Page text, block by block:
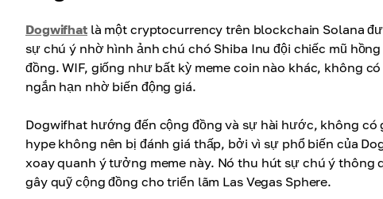
Dogwifhatlà một cryptocurrency trên blockchain Solana
sự chú ý nhờ hình ảnh chú chó Shiba Inu đội chiếc mũ
đồng. WIF, giống như bất kỳ meme coin nào khác, không
ngắn hạn nhờ biến động giá.
Dogwifhat hướng đến cộng đồng và sự hài hước, không
hype không nên bị đánh giá thấp, bởi vì sự phổ biến của
xoay quanh ý tưởng meme này. Nó thu hút sự chú ý thông
gây quỹ cộng đồng cho triển lãm Las Vegas Sphere.